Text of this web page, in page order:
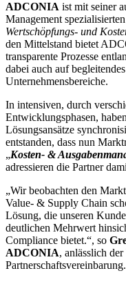
ADCONIA ist mit seiner
Management
Wertschöpfungs- und
den Mittelstand bietet
transparente Prozesse
dabei auch auf
Unternehmensbereiche.
In intensiven, durch
Entwicklungsphasen,
Lösungsansätze
entstanden, dass nun
„Kosten- &
adressieren die Partner
„Wir beobachten den
Value- & Supply Chain
Lösung, die unseren
deutlichen Mehrwert
Compliance bietet.“, so
ADCONIA, anlässlich
Partnerschaftsvereinbarung.